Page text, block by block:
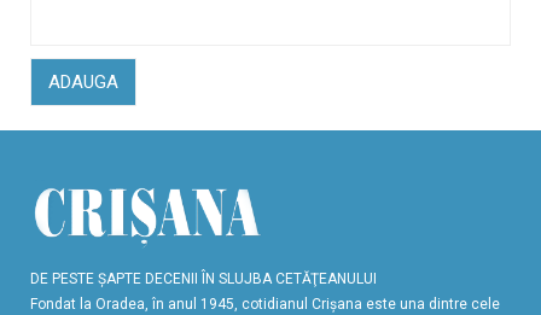
ADAUGA
DE PESTE ŞAPTE DECENII ÎN SLUJBA CETĂŢEANULUI
Fondat la Oradea, în anul 1945, cotidianul Crişana este una dintre cele